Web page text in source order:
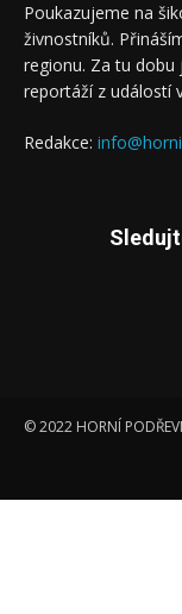
Poukazujeme na
živnostníků.
regionu. Za tu
reportáží z událostí
Redakce:
© 2022 HORNÍ